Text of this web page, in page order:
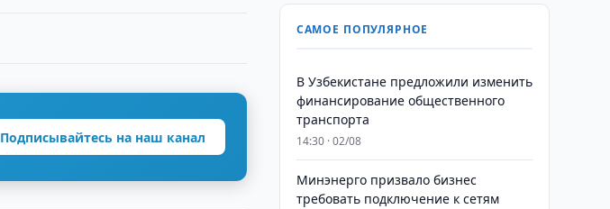
Подписывайтесь на наш канал
САМОЕ ПОПУЛЯРНОЕ
В Узбекистане предложили изменить
финансирование общественного
транспорта
14:30 · 02/08
Минэнерго призвало бизнес
требовать подключение к сетям